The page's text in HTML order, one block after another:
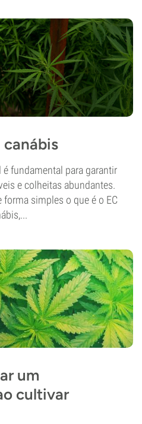
canábis
é fundamental para garantir
e colheitas abundantes.
simples o que é o EC
um
cultivar